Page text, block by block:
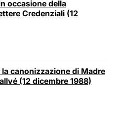
occasione della
Credenziali (12
canonizzazione di Madre
(12 dicembre 1988)